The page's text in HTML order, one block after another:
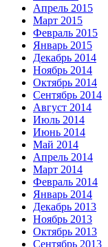
Апрель 2015
Март 2015
Февраль 2015
Январь 2015
Декабрь 2014
Ноябрь 2014
Октябрь 2014
Сентябрь 2014
Август 2014
Июль 2014
Июнь 2014
Май 2014
Апрель 2014
Март 2014
Февраль 2014
Январь 2014
Декабрь 2013
Ноябрь 2013
Октябрь 2013
Сентябрь 2013